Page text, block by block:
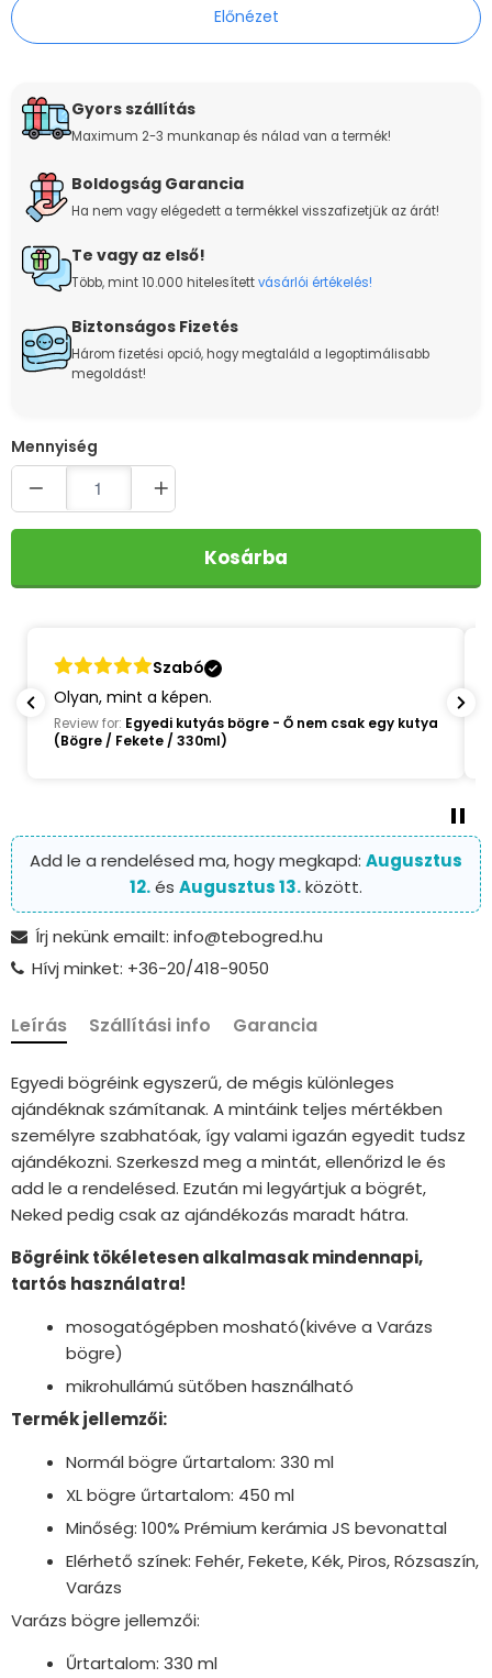
Előnézet
Gyors szállítás
Maximum 2-3 munkanap és nálad van a termék!
Boldogság Garancia
Ha nem vagy elégedett a termékkel visszafizetjük az árát!
Te vagy az első!
Több, mint 10.000 hitelesítettvásárlói értékelés!
Biztonságos Fizetés
Három fizetési opció, hogy megtaláld a legoptimálisabb
megoldást!
Quantity
Kosárba
csak egy kutya
Ajánlom.
Review for:Egyedi kutyás bögre - Ő nem csak
(Bögre / Rózsaszín / 330ml)
Add le a rendelésed ma, hogy megkapd: Augusztus
12.és Augusztus 13.között.
Írj nekünk emailt: info@tebogred.hu
Hívj minket: +36-20/418-9050
Leírás Szállítási info Garancia
Egyedi bögréink egyszerű, de mégis különleges
ajándéknak számítanak. A mintáink teljes mértékben
személyre szabhatóak, így valami igazán egyedit tudsz
ajándékozni. Szerkeszd meg a mintát, ellenőrizd le és
add le a rendelésed. Ezután mi legyártjuk a bögrét,
Neked pedig csak az ajándékozás maradt hátra.
Bögréink tökéletesen alkalmasak mindennapi,
tartós használatra!
mosogatógépben mosható(kivéve a Varázs
bögre)
mikrohullámú sütőben használható
Termék jellemzői:
Normál bögre űrtartalom: 330 ml
XL bögre űrtartalom: 450 ml
Minőség: 100% Prémium kerámia JS bevonattal
Elérhető színek: Fehér, Fekete, Kék, Piros, Rózsaszín,
Varázs
Varázs bögre jellemzői:
Űrtartalom: 330 ml